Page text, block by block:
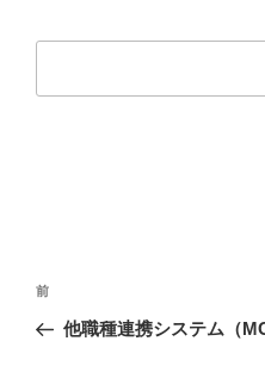
投
ナ
前
の
前
他職種連携システム（